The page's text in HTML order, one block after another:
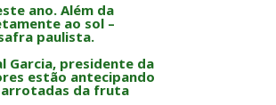
ano. Além da
ao sol –
paulista.
Garcia, presidente da
estão antecipando
da fruta